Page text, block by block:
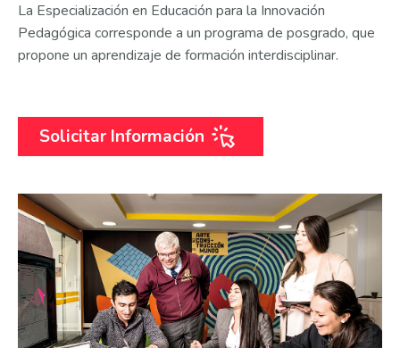
La Especialización en Educación para la Innovación
Pedagógica corresponde a un programa de posgrado, que
propone un aprendizaje de formación interdisciplinar.
Solicitar Información